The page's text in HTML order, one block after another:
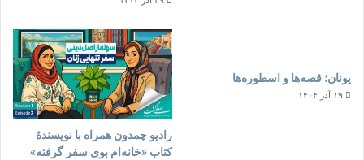
یونان؛ قصه‌ها و اسطوره‌ها
۱۹ آذر ۱۴۰۴
رادیو چمدون همراه با نویسندهٔ
کتاب «خانه‌ام بوی سفر گرفته»